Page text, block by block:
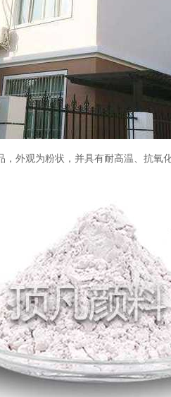
，外观为粉状，并具有耐高温、抗氧